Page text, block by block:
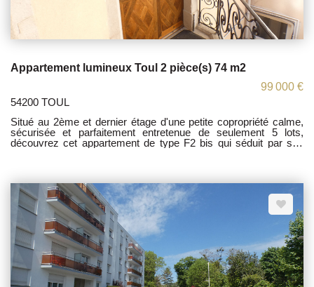
Appartement lumineux Toul 2 pièce(s) 74 m2
99 000 €
54200 TOUL
Situé au 2ème et dernier étage d'une petite copropriété calme,
sécurisée et parfaitement entretenue de seulement 5 lots,
découvrez cet appartement de type F2 bis qui séduit par ses
chambre confortable donnant un accès direct à la salle d'eau et
aux WC. Pour votre confort au quotidien, l'appartement dispose
également d'une cave privative et d'un parking gratuit et
sécurisé situé à seulement 50 mètres de l'immeuble. Ce bien
coup de coeur est idéal pour une personne seule, un couple, ou
pour un investisseur recherchant un projet à forte rentabilité
locative. Les informations sur les risques auxquels ce bien est
exposé sont disponibles sur le site Géorisques :
www.georisques.gouv.fr. Honoraires d'agence à la charge du
vendeur Contactez moi au 06 16 38 36 82